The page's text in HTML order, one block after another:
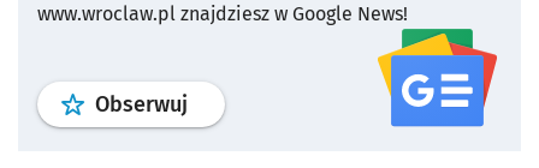
www.wroclaw.pl znajdziesz w Google News!
Obserwuj profil serwisu